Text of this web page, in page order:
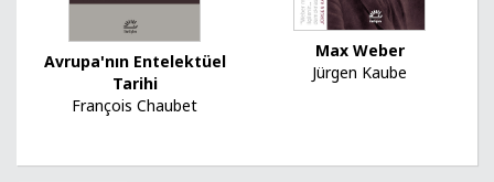
Avrupa'nın Entelektüel
Tarihi
François Chaubet
Max Weber
Jürgen Kaube